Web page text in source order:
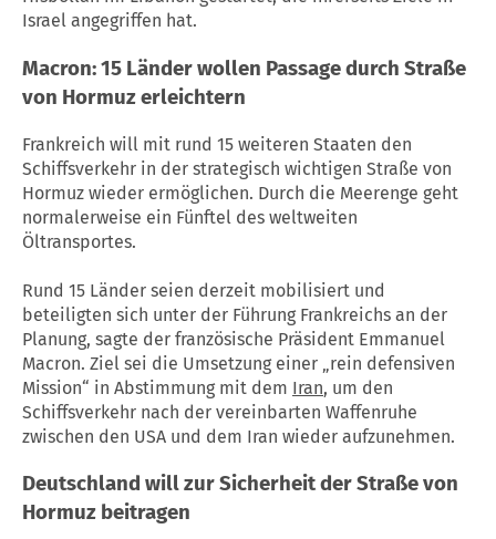
Israel angegriffen hat.
Macron: 15 Länder wollen Passage durch Straße
von Hormuz erleichtern
Frankreich will mit rund 15 weiteren Staaten den
Schiffsverkehr in der strategisch wichtigen Straße von
Hormuz wieder ermöglichen. Durch die Meerenge geht
normalerweise ein Fünftel des weltweiten
Öltransportes.
Rund 15 Länder seien derzeit mobilisiert und
beteiligten sich unter der Führung Frankreichs an der
Planung, sagte der französische Präsident Emmanuel
Macron. Ziel sei die Umsetzung einer „rein defensiven
Mission“ in Abstimmung mit dem Iran, um den
Schiffsverkehr nach der vereinbarten Waffenruhe
zwischen den USA und dem Iran wieder aufzunehmen.
Deutschland will zur Sicherheit der Straße von
Hormuz beitragen